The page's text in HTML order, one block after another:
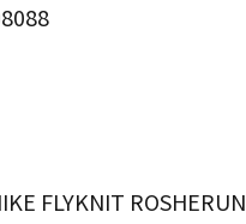
FLYKNIT ROSHERUN